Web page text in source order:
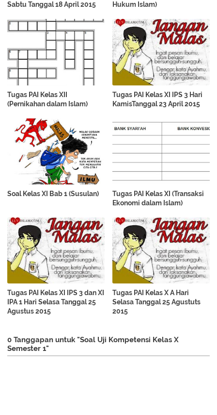
Sabtu Tanggal 18 April 2015
Hukum Islam)
Tugas PAI Kelas XII
(Pernikahan dalam Islam)
Tugas PAI Kelas XI IPS 3 Hari
KamisTanggal 23 April 2015
Soal Kelas XI Bab 1 (Susulan)
Tugas PAI Kelas XI (Transaksi
Ekonomi dalam Islam)
Tugas PAI Kelas XI IPS 3 dan XI
IPA 1 Hari Selasa Tanggal 25
Agustus 2015
Tugas PAI Kelas X A Hari
Selasa Tanggal 25 Agustuts
2015
0 Tanggapan untuk "Soal Uji Kompetensi Kelas X
Semester 1"